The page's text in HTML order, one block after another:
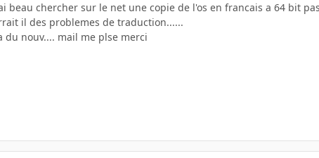
beau chercher sur le net une copie de l'os en francais a 64 bit
il des problemes de traduction......
du nouv.... mail me plse merci